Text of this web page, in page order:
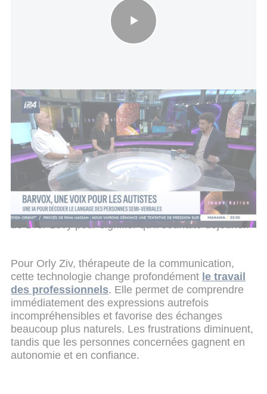
Barvox, une voix pour les autistes
L’application apprend progressivement le langage
propre à chaque utilisateur. À partir des sons,
syllabes ou mots imparfaitement prononcés, un
algorithme analyse les habitudes de
communication de la personne et traduit
instantanément ses intentions. Dans une
démonstration émouvante, l’application reconnaît
par exemple le mot « chipouille », utilisé par le fils
de Dror Levy pour signifier qu’il souhaite déjeuner.
Pour Orly Ziv, thérapeute de la communication,
cette technologie change profondément le travail
des professionnels. Elle permet de comprendre
immédiatement des expressions autrefois
incompréhensibles et favorise des échanges
beaucoup plus naturels. Les frustrations diminuent,
tandis que les personnes concernées gagnent en
autonomie et en confiance.